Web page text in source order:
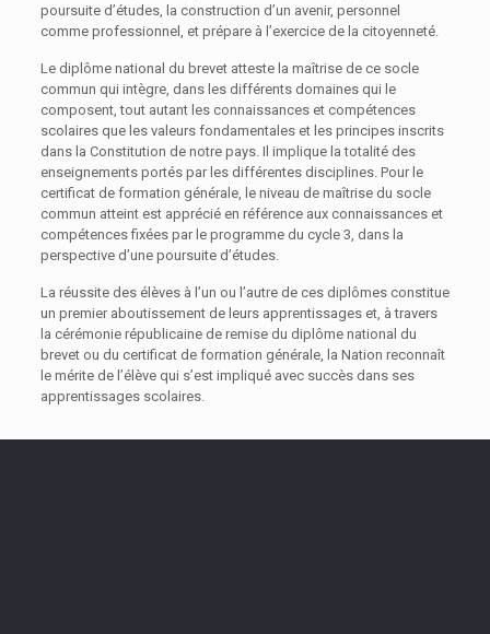
poursuite d’études, la construction d’un avenir, personnel
comme professionnel, et prépare à l’exercice de la citoyenneté.
Le diplôme national du brevet atteste la maîtrise de ce socle
commun qui intègre, dans les différents domaines qui le
composent, tout autant les connaissances et compétences
scolaires que les valeurs fondamentales et les principes inscrits
dans la Constitution de notre pays. Il implique la totalité des
enseignements portés par les différentes disciplines. Pour le
certificat de formation générale, le niveau de maîtrise du socle
commun atteint est apprécié en référence aux connaissances et
compétences fixées par le programme du cycle 3, dans la
perspective d’une poursuite d’études.
La réussite des élèves à l’un ou l’autre de ces diplômes constitue
un premier aboutissement de leurs apprentissages et, à travers
la cérémonie républicaine de remise du diplôme national du
brevet ou du certificat de formation générale, la Nation reconnaît
le mérite de l’élève qui s’est impliqué avec succès dans ses
apprentissages scolaires.